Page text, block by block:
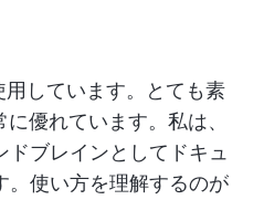
しています。とても素
優れています。私は、
ブレインとしてドキュ
。使い方を理解するのが